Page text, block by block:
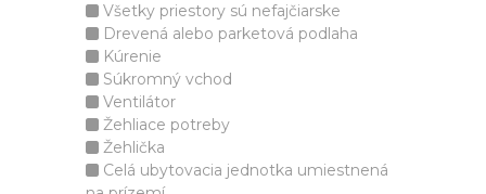
Všetky priestory sú nefajčiarske
Drevená alebo parketová podlaha
Kúrenie
Súkromný vchod
Ventilátor
Žehliace potreby
Žehlička
Celá ubytovacia jednotka umiestnená